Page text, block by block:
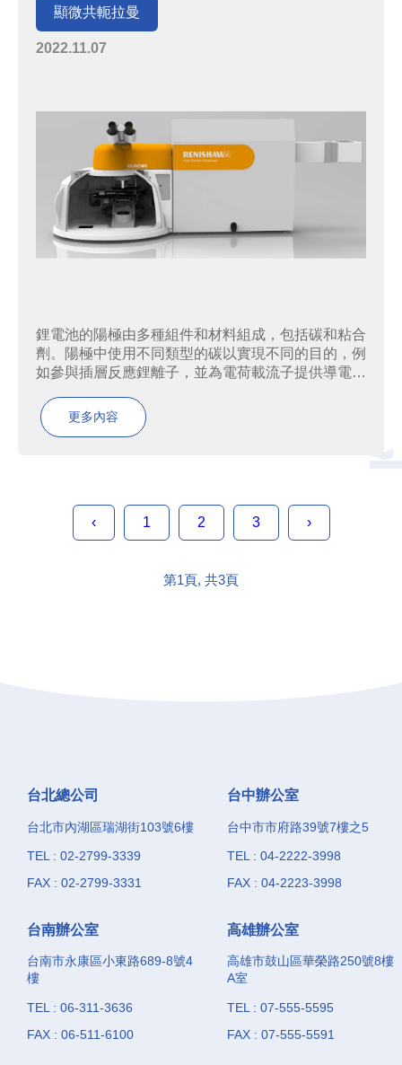
顯微共軛拉曼
2022.11.07
鋰電池的陽極由多種組件和材料組成，包括碳和粘合
劑。陽極中使用不同類型的碳以實現不同的目的，例
如參與插層反應鋰離子，並為電荷載流子提供導電路
產生。碳形式的不同具有不同的物理性質——例如它
們的導電性、BET（Brunauer-Emmett-Teller 理論...
更多內容
‹ 1 2 3 ›
第1頁, 共3頁
台北總公司
台北市內湖區瑞湖街103號6樓
TEL : 02-2799-3339
FAX : 02-2799-3331
台中辦公室
台中市市府路39號7樓之5
TEL : 04-2222-3998
FAX : 04-2223-3998
台南辦公室
台南市永康區小東路689-8號4
樓
TEL : 06-311-3636
FAX : 06-511-6100
高雄辦公室
高雄市鼓山區華榮路250號8樓
A室
TEL : 07-555-5595
FAX : 07-555-5591